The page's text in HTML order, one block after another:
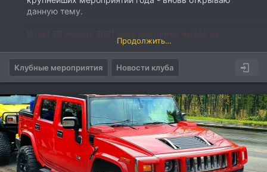
данную тему.
Итак! 23 января 2021 года состоится выезд на
Встречаемся 23 января 2021 года в 9:00 на парковке у
ТЦ XL на...
Продолжить…
Клубные мероприятия Новости клуба